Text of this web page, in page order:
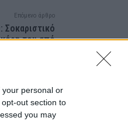
personal or
out section to
you may
Επόμενο άρθρο
Σοκαριστικό
του από